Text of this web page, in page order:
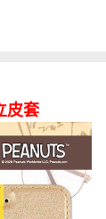
皮套